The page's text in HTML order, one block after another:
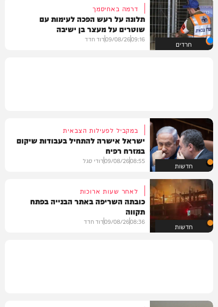
חרדים
דרמה באחיסמך
תלונה על רעש הפכה לעימות עם
שוטרים על מעצר בן ישיבה
09:16
09/08/26דוד חדד
חדשות
במקביל לפעילות הצבאית
ישראל אישרה להתחיל בעבודות שיקום
במזרח רפיח
08:55
09/08/26דודי סגל
חדשות
לאחר שעות ארוכות
כובתה השריפה באתר הבנייה בפתח
תקווה
08:36
09/08/26דוד חדד